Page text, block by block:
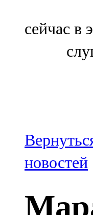
Болгар
100,3 FM
Зәй
106,6 FM
Кадыбаш
сейчас в
новостей